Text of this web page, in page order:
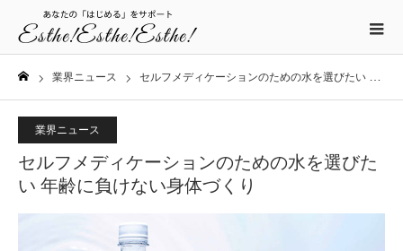
業界ニュース セルフメディケーションのための水を選びたい 年齢に負けない身体づくり
業界ニュース
セルフメディケーションのための水を選びた
い 年齢に負けない身体づくり